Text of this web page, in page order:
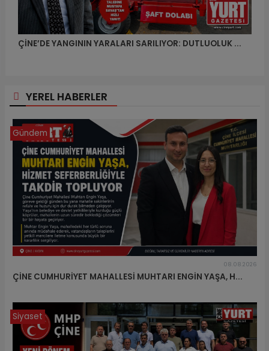
ÇİNE’DE YANGININ YARALARI SARILIYOR: DUTLUOLUK ...
YEREL HABERLER
08.08.2026
ÇİNE CUMHURİYET MAHALLESİ MUHTARI ENGİN YAŞA, H...
Gündem
Siyaset